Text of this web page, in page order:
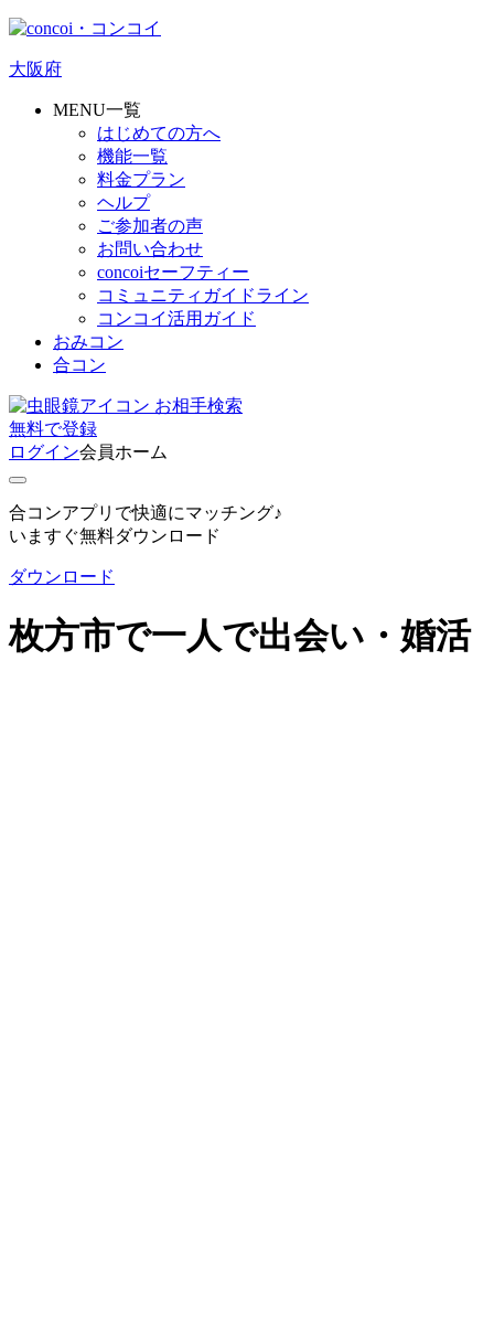
大阪府
MENU一覧
はじめての方へ
機能一覧
料金プラン
ヘルプ
ご参加者の声
お問い合わせ
concoiセーフティー
コミュニティガイドライン
コンコイ活用ガイド
おみコン
合コン
お相手検索
無料で登録
ログイン会員ホーム
合コンアプリで快適にマッチング♪
いますぐ無料ダウンロード
ダウンロード
枚方市で一人で出会い・婚活